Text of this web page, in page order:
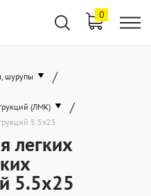
0
шурупы /
(ЛМК) /
5.5х25
легких
5.5х25